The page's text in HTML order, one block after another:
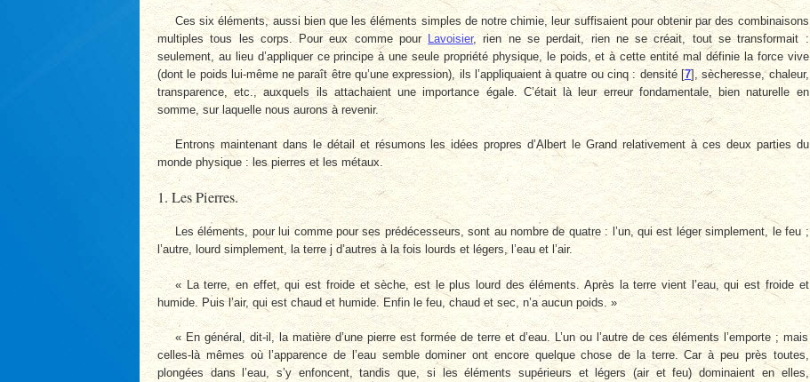
Ces six éléments, aussi bien que les éléments simples de notre chimie, leur suffisaient pour obtenir par des combinaisons
multiples tous les corps. Pour eux comme pour
Lavoisier, rien ne se perdait, rien ne se créait, tout se transformait :
seulement, au lieu d’appliquer ce principe à une seule propriété physique, le poids, et à cette entité mal définie la force vive
(dont le poids lui-même ne paraît être qu’une expression), ils l’appliquaient à quatre ou cinq : densité[7] , sècheresse, chaleur,
transparence, etc., auxquels ils attachaient une importance égale. C’était là leur erreur fondamentale, bien naturelle en
somme, sur laquelle nous aurons à revenir.
Entrons maintenant dans le détail et résumons les idées propres d’Albert le Grand relativement à ces deux parties du
monde physique : les pierres et les métaux.
1. Les Pierres.
Les éléments, pour lui comme pour ses prédécesseurs, sont au nombre de quatre : l’un, qui est léger simplement, le feu ;
l’autre, lourd simplement, la terre j d’autres à la fois lourds et légers, l’eau et l’air.
« La terre, en effet, qui est froide et sèche, est le plus lourd des éléments. Après la terre vient l’eau, qui est froide et
humide. Puis l’air, qui est chaud et humide. Enfin le feu, chaud et sec, n’a aucun poids. »
« En général, dit-il, la matière d’une pierre est formée de terre et d’eau. L’un ou l’autre de ces éléments l’emporte ; mais
celles-là mêmes où l’apparence de l’eau semble dominer ont encore quelque chose de la terre. Car à peu près toutes,
plongées dans l’eau, s’y enfoncent, tandis que, si les éléments supérieurs et légers (air et feu) dominaient en elles,